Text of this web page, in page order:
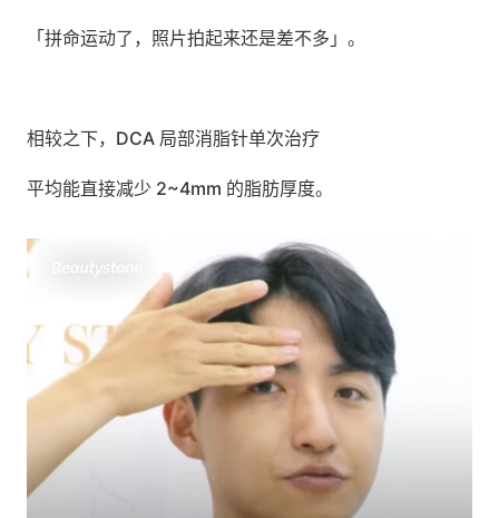
「拼命运动了，照片拍起来还是差不多」。
相较之下，DCA 局部消脂针单次治疗
平均能直接减少 2~4mm 的脂肪厚度。